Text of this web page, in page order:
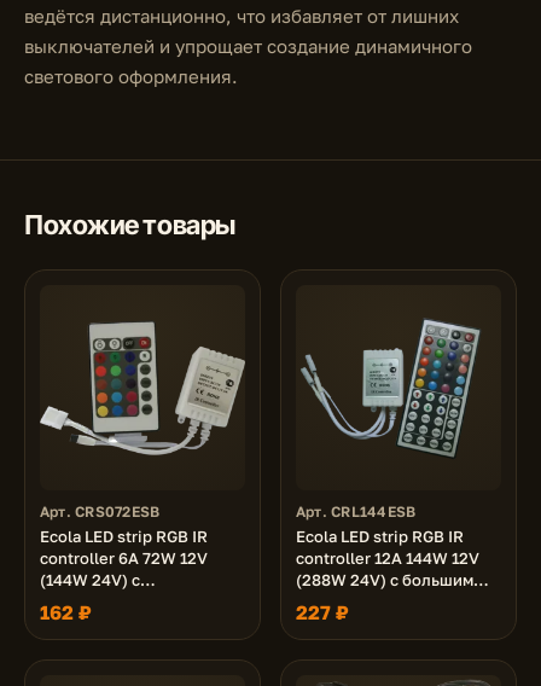
ведётся дистанционно, что избавляет от лишних
выключателей и упрощает создание динамичного
светового оформления.
Похожие товары
Арт. CRS072ESB
Ecola LED strip RGB IR
controller 6A 72W 12V
(144W 24V) с
инфракрасным пультом
управления
162 ₽
Арт. CRL144ESB
Ecola LED strip RGB IR
controller 12A 144W 12V
(288W 24V) с большим
инфракрасным пультом
управления
227 ₽